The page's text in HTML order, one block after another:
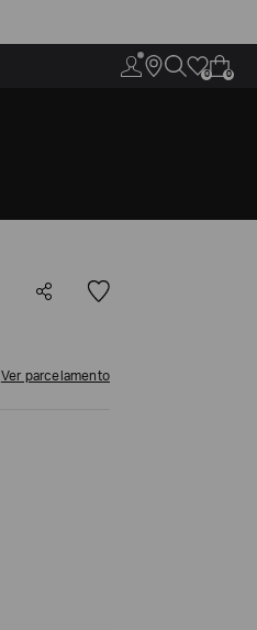
0 0
Ver parcelamento